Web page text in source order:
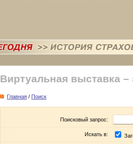
Виртуальная выставка –
Главная / Поиск
Поисковый запрос:
Искать в: